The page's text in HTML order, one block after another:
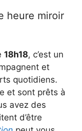
heure miroir
18h18, c’est un
et
quotidiens.
et sont prêts à
avez des
d’être